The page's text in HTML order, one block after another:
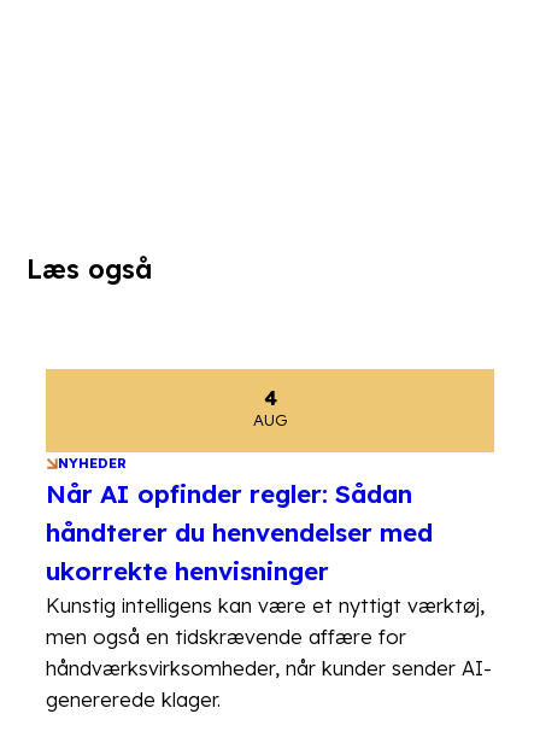
Læs også
4
AUG
NYHEDER
Når AI opfinder regler: Sådan
håndterer du henvendelser med
ukorrekte henvisninger
Kunstig intelligens kan være et nyttigt værktøj,
men også en tidskrævende affære for
håndværksvirksomheder, når kunder sender AI-
genererede klager.